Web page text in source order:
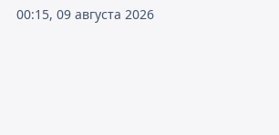
00:15, 09 августа 2026